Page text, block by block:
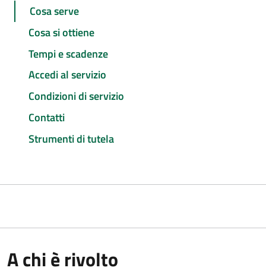
Cosa serve
Cosa si ottiene
Tempi e scadenze
Accedi al servizio
Condizioni di servizio
Contatti
Strumenti di tutela
A chi è rivolto